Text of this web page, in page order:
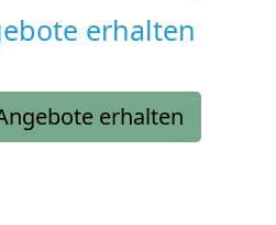
erhalten
erhalten